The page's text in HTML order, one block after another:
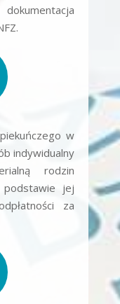
w
indywidualny
rodzin
jej
za